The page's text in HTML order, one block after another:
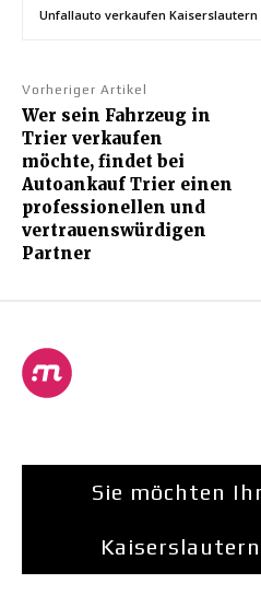
Unfallauto verkaufen Kaiserslautern
Vorheriger Artikel
Wer sein Fahrzeug in
Trier verkaufen
möchte, findet bei
Autoankauf Trier einen
professionellen und
vertrauenswürdigen
Partner
Sie möchten